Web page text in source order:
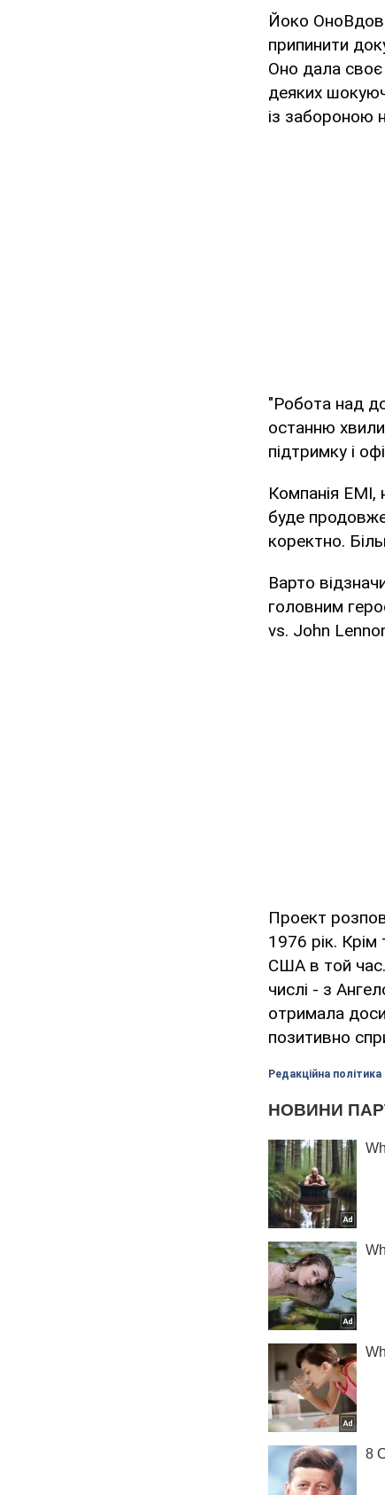
Йоко
припинити
Оно дала своє
деяких
із забороною
"Робота над
останню
підтримку і
Компанія EMI,
буде
коректно.
Варто
головним
vs. John
Проект
1976 рік. Крім
США в той
числі - з
отримала
позитивно
Редакційна політика